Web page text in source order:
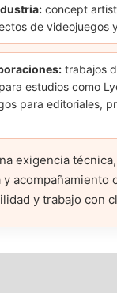
concept
de videojuegos
trabajos
estudios como
para editoriales,
exigencia
acompañamiento
y trabajo con